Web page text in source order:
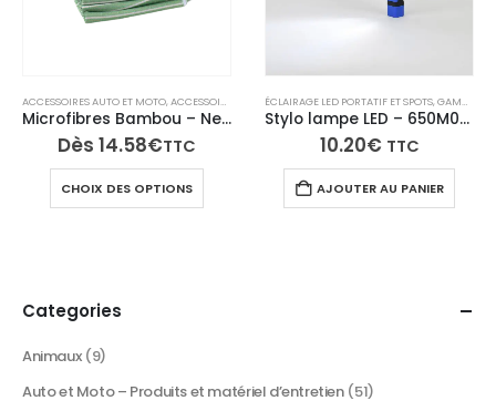
ACCESSOIRES AUTO ET MOTO, ACCESSOIRES NETTOYAGE EXTÉRIEUR ,MICROFIBRE ET ÉPONGES
Microfibres Bambou – Nettoyage et essuyage des vitres, miroirs sans trace – Lot de 5
Dès 14.58€TTC
CHOIX DES OPTIONS
produit
choisies
ÉCLAIRAGE LED PORTATIF ET SPOTS,GAMME RESPONSABLE
Stylo lampe LED – 650M005
10.20€ TTC
AJOUTER AU PANIER
Categories
Animaux (9)
Auto et Moto – Produits et matériel d’entretien (51)